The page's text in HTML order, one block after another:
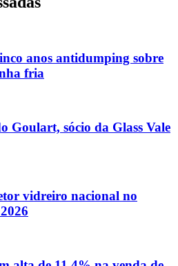
anos antidumping sobre
fria
Goulart, sócio da Glass Vale
vidreiro nacional no